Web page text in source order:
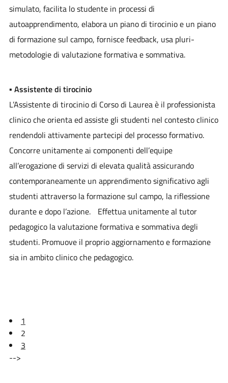
simulato, facilita lo studente in processi di
autoapprendimento, elabora un piano di tirocinio e un piano
di formazione sul campo, fornisce feedback, usa pluri-
metodologie di valutazione formativa e sommativa.
▪ Assistente di tirocinio
L’Assistente di tirocinio di Corso di Laurea è il professionista
clinico che orienta ed assiste gli studenti nel contesto clinico
rendendoli attivamente partecipi del processo formativo.
Concorre unitamente ai componenti dell’equipe
all’erogazione di servizi di elevata qualità assicurando
contemporaneamente un apprendimento significativo agli
studenti attraverso la formazione sul campo, la riflessione
durante e dopo l’azione. Effettua unitamente al tutor
pedagogico la valutazione formativa e sommativa degli
studenti. Promuove il proprio aggiornamento e formazione
sia in ambito clinico che pedagogico.
1
2
3
-->